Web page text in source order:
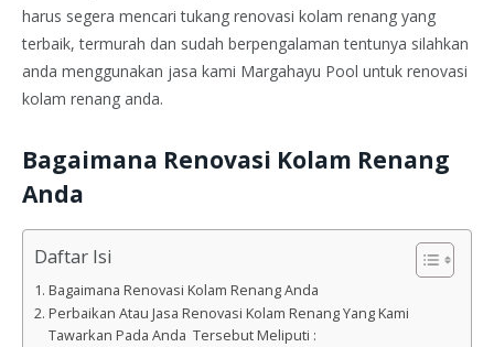
harus segera mencari tukang renovasi kolam renang yang
terbaik, termurah dan sudah berpengalaman tentunya silahkan
anda menggunakan jasa kami Margahayu Pool untuk renovasi
kolam renang anda.
Bagaimana Renovasi Kolam Renang
Anda
Daftar Isi
Bagaimana Renovasi Kolam Renang Anda
Perbaikan Atau Jasa Renovasi Kolam Renang Yang Kami
Tawarkan Pada Anda Tersebut Meliputi :